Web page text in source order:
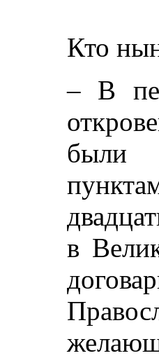
Кто
– В
были
в